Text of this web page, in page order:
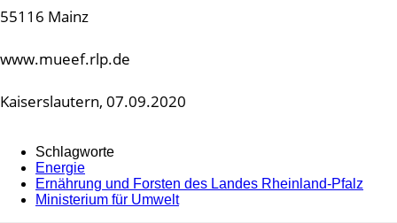
55116 Mainz
www.mueef.rlp.de
Kaiserslautern, 07.09.2020
Schlagworte
Energie
Ernährung und Forsten des Landes Rheinland-Pfalz
Ministerium für Umwelt